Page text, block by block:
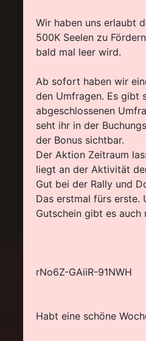
Wir haben uns erlaubt
500K Seelen zu
bald mal leer wird.
Ab sofort haben wir
den Umfragen. Es gibt
abgeschlossenen
seht ihr in der
der Bonus sichtbar.
Der Aktion Zeitraum
liegt an der Aktivität
Gut bei der Rally und
Das erstmal fürs erste.
Gutschein gibt es auch
rNo6Z-GAiiR-91NWH
Habt eine schöne